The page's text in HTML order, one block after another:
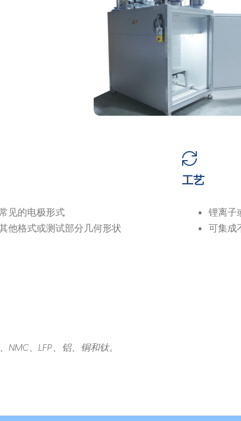
见的电极形式
他格式或测试部分几何形状
工艺
锂离子
可集成
NMC、LFP、铝、铜和钛。